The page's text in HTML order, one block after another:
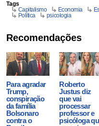
Tags
Capitalismo
Economia
Política
psicologia
Recomendações
Para agradar
Trump,
conspiração
da família
Bolsonaro
contra o
Roberto
Justus diz
que vai
processar
professor e
psicóloga